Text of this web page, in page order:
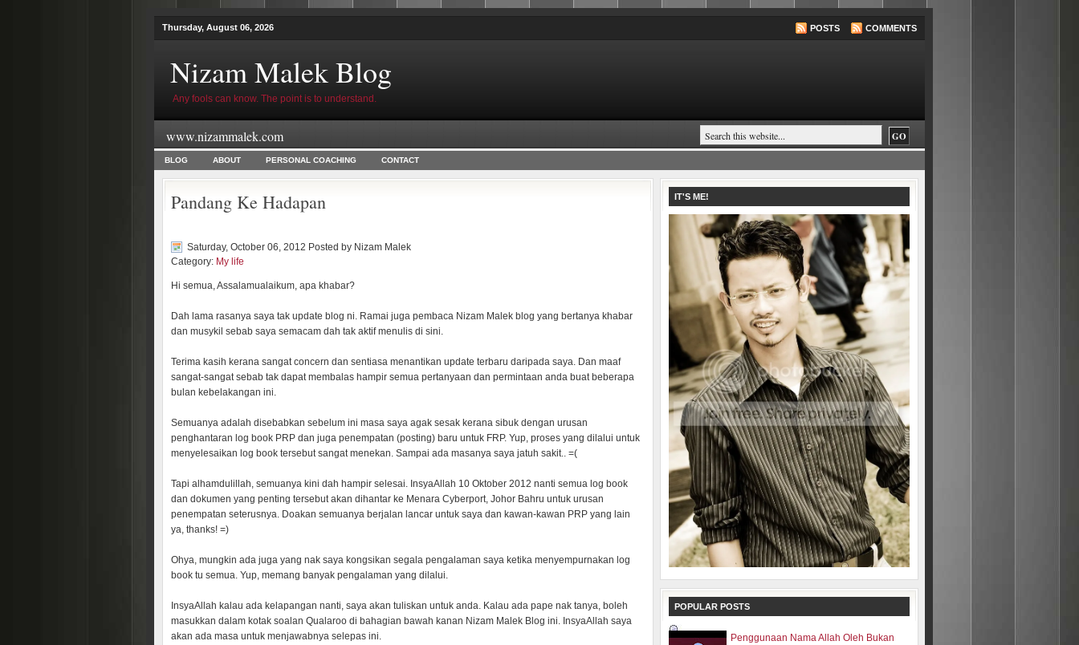
Thursday, August 06, 2026 POSTS COMMENTS
Nizam Malek Blog
Any fools can know. The point is to understand.
www.nizammalek.com
BLOG ABOUT PERSONAL COACHING CONTACT
Pandang Ke Hadapan
Saturday, October 06, 2012 Posted by Nizam Malek
Category: My life
Hi semua, Assalamualaikum, apa khabar?
Dah lama rasanya saya tak update blog ni. Ramai juga pembaca Nizam Malek blog yang bertanya khabar
dan musykil sebab saya semacam dah tak aktif menulis di sini.
Terima kasih kerana sangat concern dan sentiasa menantikan update terbaru daripada saya. Dan maaf
sangat-sangat sebab tak dapat membalas hampir semua pertanyaan dan permintaan anda buat beberapa
bulan kebelakangan ini.
Semuanya adalah disebabkan sebelum ini masa saya agak sesak kerana sibuk dengan urusan
penghantaran log book PRP dan juga penempatan (posting) baru untuk FRP. Yup, proses yang dilalui untuk
menyelesaikan log book tersebut sangat menekan. Sampai ada masanya saya jatuh sakit.. =(
Tapi alhamdulillah, semuanya kini dah hampir selesai. InsyaAllah 10 Oktober 2012 nanti semua log book
dan dokumen yang penting tersebut akan dihantar ke Menara Cyberport, Johor Bahru untuk urusan
penempatan seterusnya. Doakan semuanya berjalan lancar untuk saya dan kawan-kawan PRP yang lain
ya, thanks! =)
Ohya, mungkin ada juga yang nak saya kongsikan segala pengalaman saya ketika menyempurnakan log
book tu semua. Yup, memang banyak pengalaman yang dilalui.
InsyaAllah kalau ada kelapangan nanti, saya akan tuliskan untuk anda. Kalau ada pape nak tanya, boleh
masukkan dalam kotak soalan Qualaroo di bahagian bawah kanan Nizam Malek Blog ini. InsyaAllah saya
akan ada masa untuk menjawabnya selepas ini.
IT'S ME!
POPULAR POSTS
Penggunaan Nama Allah Oleh Bukan